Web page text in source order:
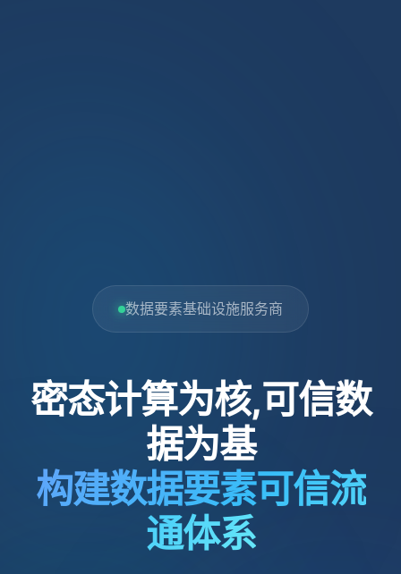
数据要素基础设施服务商
密态计算为核,可信数
据为基
构建数据要素可信流
通体系